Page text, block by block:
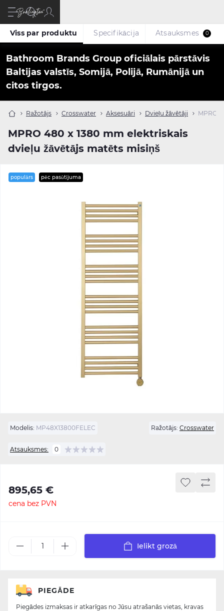
Bathroom Brands Group oficiālais pārstāvis
Baltijas valstīs, Somijā, Polijā, Rumānijā un
citos tirgos.
Ražotājs Crosswater Aksesuāri Dvieļu žāvētāji MPRO
MPRO 480 x 1380 mm elektriskais
dvieļu žāvētājs matēts misiņš
Viss par produktu Specifikācija Atsauksmes 0
populārs pēc pasūtījuma
Modelis: MP48X13800FELEC Ražotājs: Crosswater
Atsauksmes: 0
895,65 €
cena bez PVN
Ielikt grozā
PIEGĀDE
Piegādes izmaksas ir atkarīgas no Jūsu atrašanās vietas, kravas